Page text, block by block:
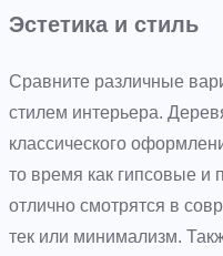
Эстетика и стиль
Сравните различные
стилем интерьера.
классического
то время как гипсовые и
отлично смотрятся в
тек или минимализм.